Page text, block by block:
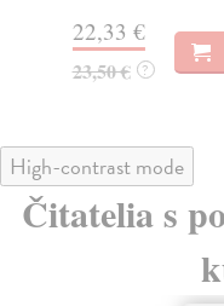
22,33 €
23,50 € ?
High-contrast mode
Čitatelia s